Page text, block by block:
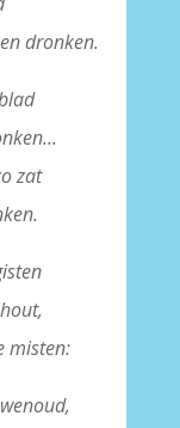
dronken.
zat
misten: